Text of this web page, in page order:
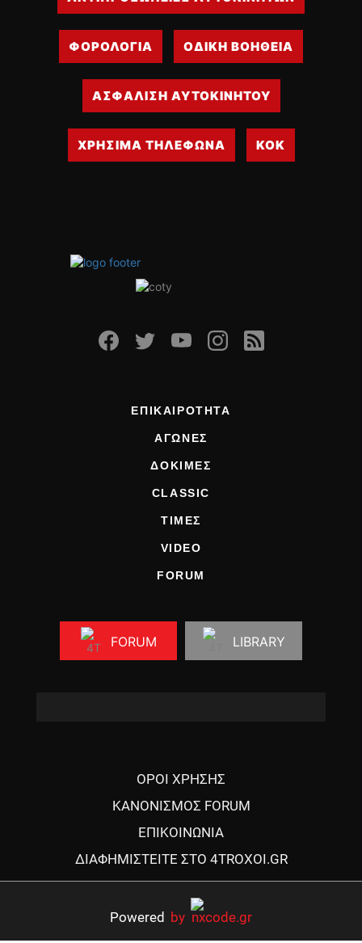
ΦΟΡΟΛΟΓΙΑ ΟΔΙΚΗ ΒΟΗΘΕΙΑ
ΑΣΦΑΛΙΣΗ ΑΥΤΟΚΙΝΗΤΟΥ
ΧΡΗΣΙΜΑ ΤΗΛΕΦΩΝΑ ΚΟΚ
ΕΠΙΚΑΙΡΟΤΗΤΑ
ΑΓΩΝΕΣ
ΔΟΚΙΜΕΣ
CLASSIC
ΤΙΜΕΣ
VIDEO
FORUM
FORUM LIBRARY
ΟΡΟΙ ΧΡΗΣΗΣ
ΚΑΝΟΝΙΣΜΟΣ FORUM
ΕΠΙΚΟΙΝΩΝΙΑ
ΔΙΑΦΗΜΙΣΤΕΙΤΕ ΣΤΟ 4TROXOI.GR
Powered by